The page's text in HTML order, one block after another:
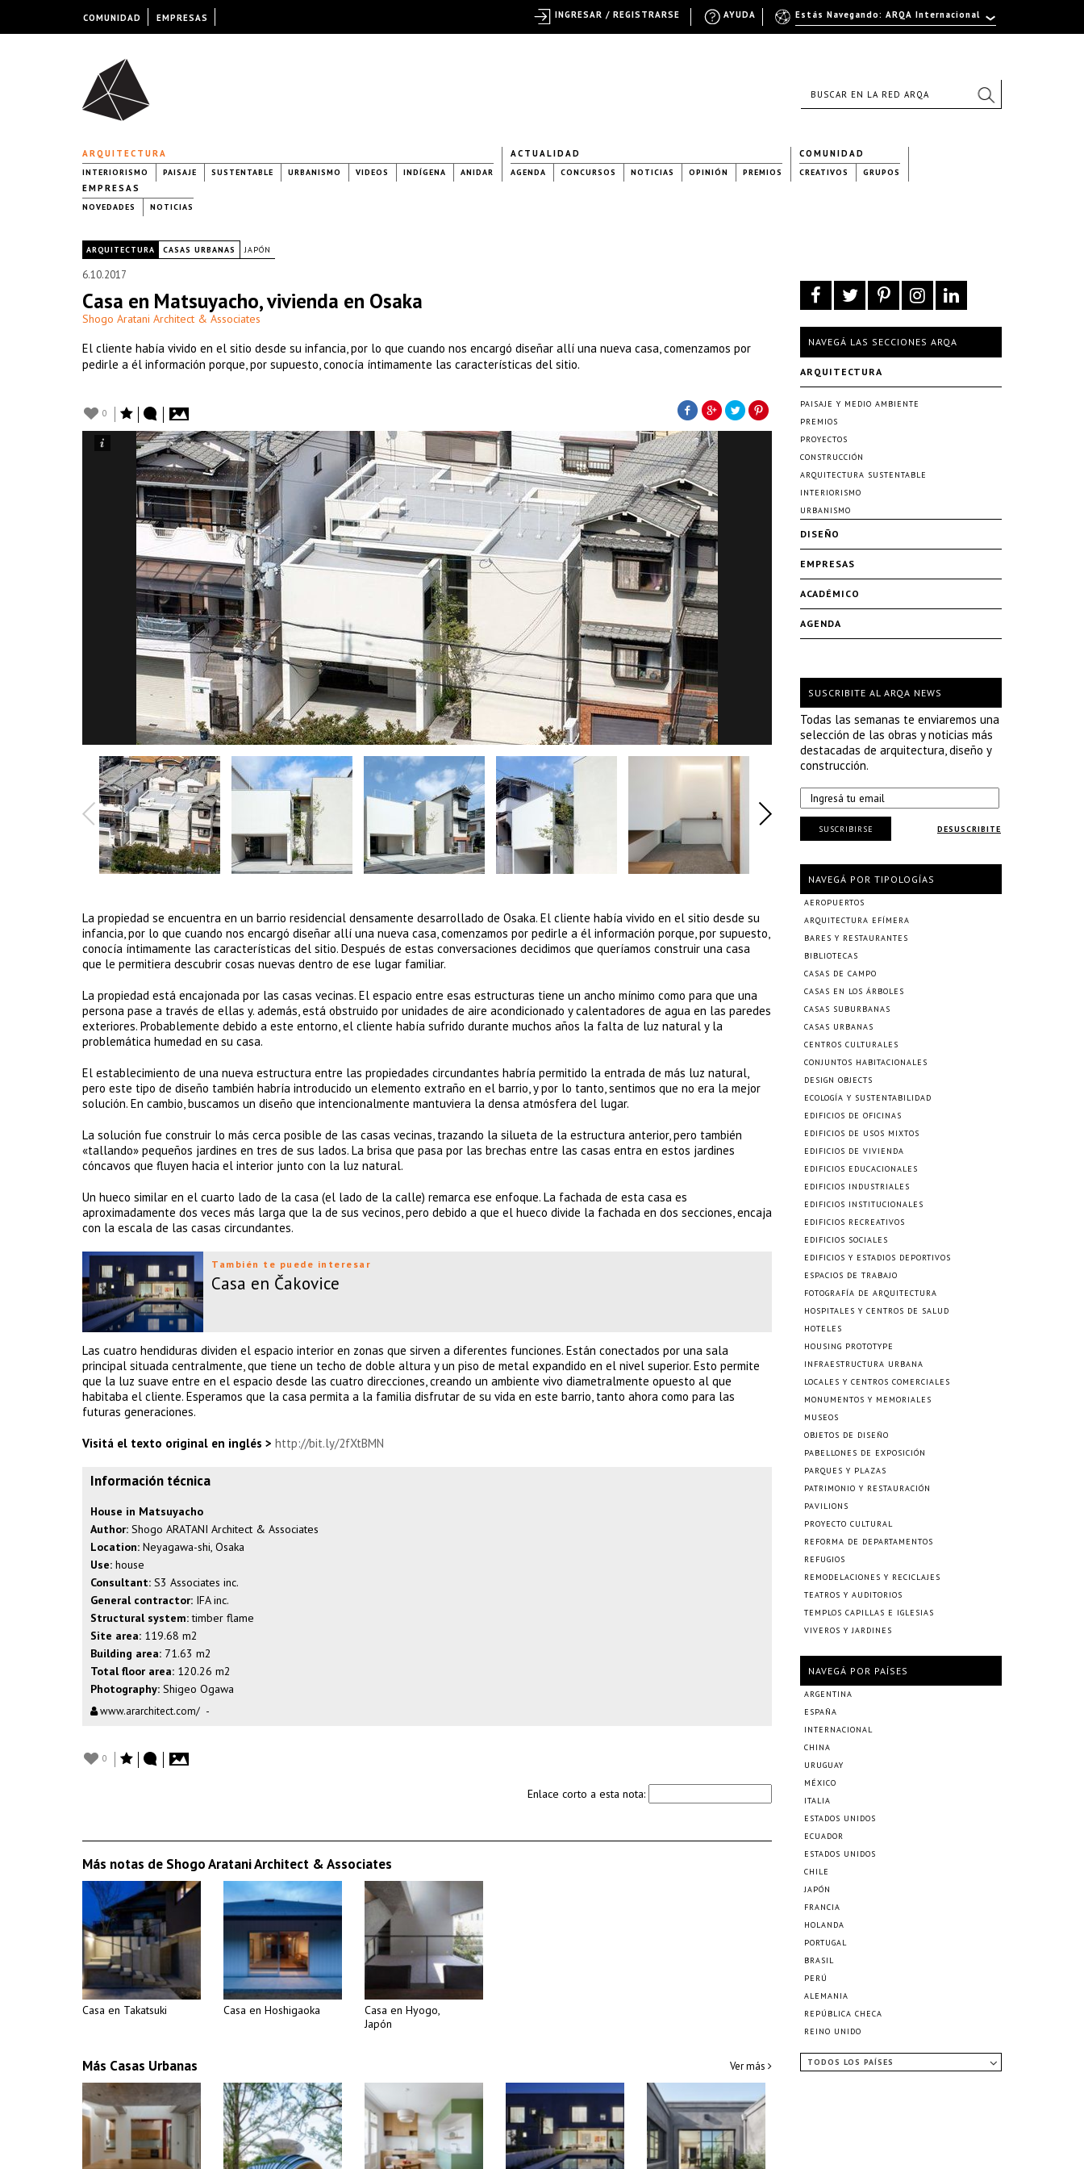
ARQUITECTURA
INTERIORISMO PAISAJE SUSTENTABLE URBANISMO VIDEOS INDÍGENA ANIDAR
ACTUALIDAD
AGENDA CONCURSOS NOTICIAS OPINIÓN PREMIOS
COMUNIDAD
CREATIVOS GRUPOS
EMPRESAS
NOVEDADES NOTICIAS
ARQUITECTURA CASAS URBANAS JAPÓN
6.10.2017
Casa en Matsuyacho, vivienda en Osaka
Shogo Aratani Architect & Associates
El cliente había vivido en el sitio desde su infancia, por lo que cuando nos encargó diseñar allí una nueva casa, comenzamos por
pedirle a él información porque, por supuesto, conocía íntimamente las características del sitio.
0
La propiedad se encuentra en un barrio residencial densamente desarrollado de Osaka. El cliente había vivido en el sitio desde su
infancia, por lo que cuando nos encargó diseñar allí una nueva casa, comenzamos por pedirle a él información porque, por supuesto,
conocía íntimamente las características del sitio. Después de estas conversaciones decidimos que queríamos construir una casa
que le permitiera descubrir cosas nuevas dentro de ese lugar familiar.
La propiedad está encajonada por las casas vecinas. El espacio entre esas estructuras tiene un ancho mínimo como para que una
persona pase a través de ellas y. además, está obstruido por unidades de aire acondicionado y calentadores de agua en las paredes
exteriores. Probablemente debido a este entorno, el cliente había sufrido durante muchos años la falta de luz natural y la
problemática humedad en su casa.
El establecimiento de una nueva estructura entre las propiedades circundantes habría permitido la entrada de más luz natural,
pero este tipo de diseño también habría introducido un elemento extraño en el barrio, y por lo tanto, sentimos que no era la mejor
solución. En cambio, buscamos un diseño que intencionalmente mantuviera la densa atmósfera del lugar.
La solución fue construir lo más cerca posible de las casas vecinas, trazando la silueta de la estructura anterior, pero también
«tallando» pequeños jardines en tres de sus lados. La brisa que pasa por las brechas entre las casas entra en estos jardines
cóncavos que fluyen hacia el interior junto con la luz natural.
Un hueco similar en el cuarto lado de la casa (el lado de la calle) remarca ese enfoque. La fachada de esta casa es
aproximadamente dos veces más larga que la de sus vecinos, pero debido a que el hueco divide la fachada en dos secciones, encaja
con la escala de las casas circundantes.
También te puede interesar
Casa en Čakovice
Las cuatro hendiduras dividen el espacio interior en zonas que sirven a diferentes funciones. Están conectados por una sala
principal situada centralmente, que tiene un techo de doble altura y un piso de metal expandido en el nivel superior. Esto permite
que la luz suave entre en el espacio desde las cuatro direcciones, creando un ambiente vivo diametralmente opuesto al que
habitaba el cliente. Esperamos que la casa permita a la familia disfrutar de su vida en este barrio, tanto ahora como para las
futuras generaciones.
Visitá el texto original en inglés > http://bit.ly/2fXtBMN
Información técnica
House in Matsuyacho
Author: Shogo ARATANI Architect & Associates
Location: Neyagawa-shi, Osaka
Use: house
Consultant: S3 Associates inc.
General contractor: IFA inc.
Structural system:timber flame
Site area: 119.68 m2
Building area: 71.63 m2
Total floor area: 120.26 m2
Photography: Shigeo Ogawa
www.ararchitect.com/ -
0
Enlace corto a esta nota:
Más notas de Shogo Aratani Architect & Associates
Casa en Takatsuki Casa en Hoshigaoka
Casa en Hyogo,
Japón
Más Casas Urbanas Ver más
NAVEGÁ LAS SECCIONES ARQA
ARQUITECTURA
PAISAJE Y MEDIO AMBIENTE
PREMIOS
PROYECTOS
CONSTRUCCIÓN
ARQUITECTURA SUSTENTABLE
INTERIORISMO
URBANISMO
DISEÑO
EMPRESAS
ACADÉMICO
AGENDA
SUSCRIBITE AL ARQA NEWS
Todas las semanas te enviaremos una
selección de las obras y noticias más
destacadas de arquitectura, diseño y
construcción.
DESUSCRIBITE
SUSCRIBIRSE
NAVEGÁ POR TIPOLOGÍAS
AEROPUERTOS
ARQUITECTURA EFÍMERA
BARES Y RESTAURANTES
BIBLIOTECAS
CASAS DE CAMPO
CASAS EN LOS ÁRBOLES
CASAS SUBURBANAS
CASAS URBANAS
CENTROS CULTURALES
CONJUNTOS HABITACIONALES
DESIGN OBJECTS
ECOLOGÍA Y SUSTENTABILIDAD
EDIFICIOS DE OFICINAS
EDIFICIOS DE USOS MIXTOS
EDIFICIOS DE VIVIENDA
EDIFICIOS EDUCACIONALES
EDIFICIOS INDUSTRIALES
EDIFICIOS INSTITUCIONALES
EDIFICIOS RECREATIVOS
EDIFICIOS SOCIALES
EDIFICIOS Y ESTADIOS DEPORTIVOS
ESPACIOS DE TRABAJO
FOTOGRAFÍA DE ARQUITECTURA
HOSPITALES Y CENTROS DE SALUD
HOTELES
HOUSING PROTOTYPE
INFRAESTRUCTURA URBANA
LOCALES Y CENTROS COMERCIALES
MONUMENTOS Y MEMORIALES
MUSEOS
OBJETOS DE DISEÑO
PABELLONES DE EXPOSICIÓN
PARQUES Y PLAZAS
PATRIMONIO Y RESTAURACIÓN
PAVILIONS
PROYECTO CULTURAL
REFORMA DE DEPARTAMENTOS
REFUGIOS
REMODELACIONES Y RECICLAJES
TEATROS Y AUDITORIOS
TEMPLOS CAPILLAS E IGLESIAS
VIVEROS Y JARDINES
NAVEGÁ POR PAÍSES
ARGENTINA
ESPAÑA
INTERNACIONAL
CHINA
URUGUAY
MÉXICO
ITALIA
ESTADOS UNIDOS
ECUADOR
ESTADOS UNIDOS
CHILE
JAPÓN
FRANCIA
HOLANDA
PORTUGAL
BRASIL
PERÚ
ALEMANIA
REPÚBLICA CHECA
REINO UNIDO
TODOS LOS PAÍSES
COMUNIDAD EMPRESAS Estás Navegando: ARQA Internacional
AYUDA
INGRESAR / REGISTRARSE